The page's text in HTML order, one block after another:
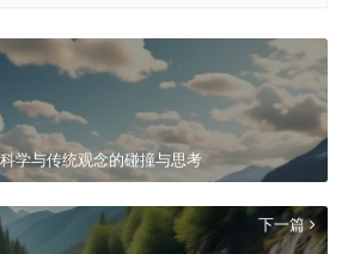
学与传统观念的碰撞与思考
下一篇